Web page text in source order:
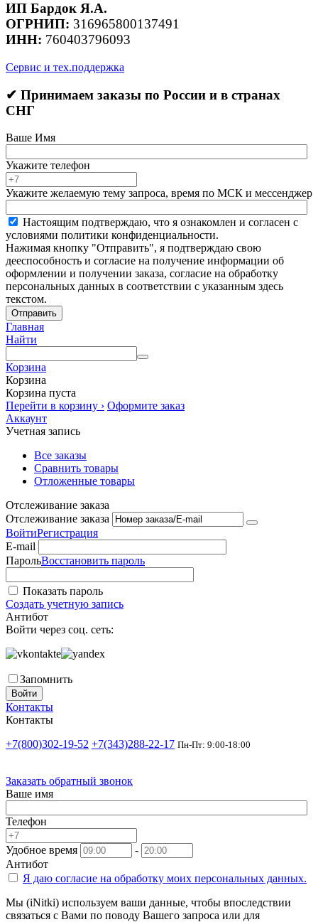
ИП Бардок Я.А.
ОГРНИП: 316965800137491
ИНН: 760403796093
Сервис и тех.поддержка
✔ Принимаем заказы по России и в странах
СНГ
Ваше Имя
Укажите телефон
Укажите желаемую тему запроса, время по МСК и мессенджер
Настоящим подтверждаю, что я ознакомлен и согласен с
условиями политики конфиденциальности.
Нажимая кнопку "Отправить", я подтверждаю свою
дееспособность и согласие на получение информации об
оформлении и получении заказа, согласие на обработку
персональных данных в соответствии с указанным здесь
текстом.
Отправить
Главная
Найти
Корзина
Корзина
Корзина пуста
Перейти в корзину › Оформите заказ
Аккаунт
Учетная запись
Все заказы
Сравнить товары
Отложенные товары
Отслеживание заказа
Отслеживание заказа
ВойтиРегистрация
E-mail
ПарольВосстановить пароль
Показать пароль
Создать учетную запись
Антибот
Войти через соц. сеть:
Запомнить
Войти
Контакты
Контакты
+7(800)302-19-52 +7(343)288-22-17 Пн-Пт: 9:00-18:00
Заказать обратный звонок
Ваше имя
Телефон
Удобное время
-
Антибот
Я даю согласие на обработку моих персональных данных.
Мы (iNitki) используем ваши данные, чтобы впоследствии
связаться с Вами по поводу Вашего запроса или для